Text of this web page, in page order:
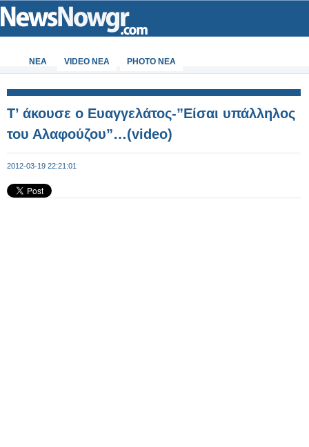
ΝΕΑ VIDEO NEA PHOTO NEA
T’ άκουσε ο Ευαγγελάτος-”Είσαι υπάλληλος
του Αλαφούζου”…(video)
2012-03-19 22:21:01